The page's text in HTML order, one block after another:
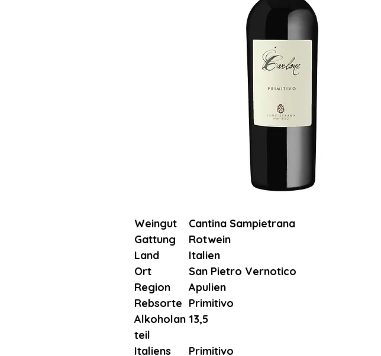
Weingut
Cantina Sampietrana
Gattung
Rotwein
Land
Italien
Ort
San Pietro Vernotico
Region
Apulien
Rebsorte Primitivo
Alkoholan
teil
13,5
Italiens
Primitivo